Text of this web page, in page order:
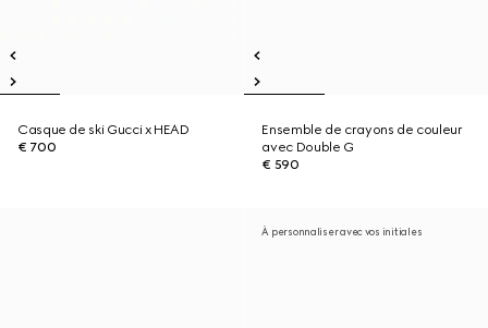
Casque de ski Gucci x HEAD
€ 700
Ensemble de crayons de couleur
avec Double G
€ 590
À personnaliser avec vos initiales